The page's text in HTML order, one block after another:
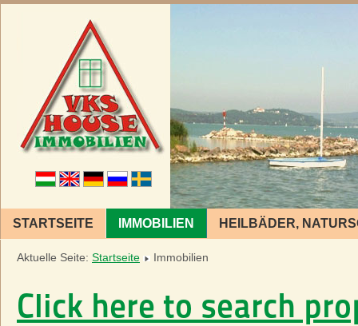
STARTSEITE IMMOBILIEN HEILBÄDER,
Aktuelle Seite: Startseite Immobilien
Click here to search